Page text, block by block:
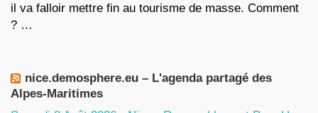
il va falloir mettre fin au tourisme de masse. Comment
? …
nice.demosphere.eu – L'agenda partagé des
Alpes-Maritimes